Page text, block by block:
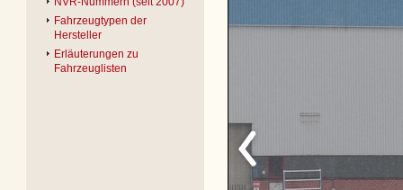
Fahrzeugtypen der
Hersteller
Erläuterungen zu
Fahrzeuglisten